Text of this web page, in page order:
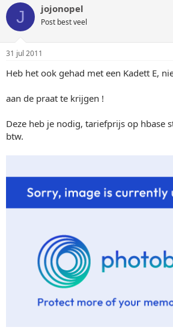
J jojonopel
Post best veel
31 jul 2011
Heb het ook gehad met een Kadett E,
aan de praat te krijgen !
Deze heb je nodig, tariefprijs op hbase
btw.